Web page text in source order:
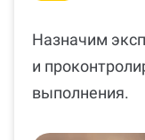
Назначим
и
выполнения.